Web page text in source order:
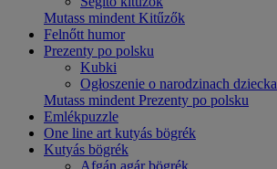
Mutass mindent Kitűzők
Felnőtt humor
Prezenty po polsku
Kubki
Ogłoszenie o narodzinach dziecka
Mutass mindent Prezenty po polsku
Emlékpuzzle
One line art kutyás bögrék
Kutyás bögrék
Afgán agár bögrék